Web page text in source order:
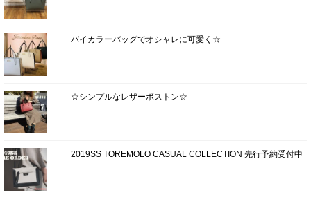
バイカラーバッグでオシャレに可愛く☆
☆シンプルなレザーボストン☆
2019SS TOREMOLO CASUAL COLLECTION 先行予約受付中